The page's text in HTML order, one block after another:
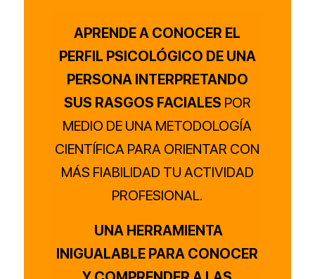
APRENDE A CONOCER EL
PERFIL PSICOLÓGICO DE UNA
PERSONA INTERPRETANDO
SUS RASGOS FACIALES POR
MEDIO DE UNA METODOLOGÍA
CIENTÍFICA PARA ORIENTAR CON
MÁS FIABILIDAD TU ACTIVIDAD
PROFESIONAL.
UNA HERRAMIENTA
INIGUALABLE PARA CONOCER